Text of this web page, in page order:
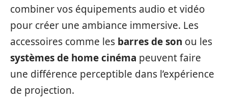
combiner vos équipements audio et vidéo
pour créer une ambiance immersive. Les
accessoires comme les barres de son ou les
systèmes de home cinéma peuvent faire
une différence perceptible dans l’expérience
de projection.